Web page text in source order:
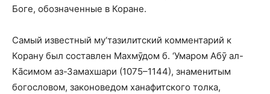
Боге, обозначенные в Коране.
Самый известный му‘тазилитский комментарий к
Корану был составлен Махмӯдом б. ‘Умаром Абӯ ал-
Кāсимом аз-Замахшари (1075–1144), знаменитым
богословом, законоведом ханафитского толка,